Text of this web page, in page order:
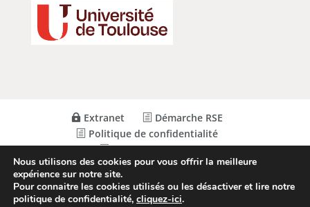
Extranet
Démarche RSE
Politique de confidentialité
Mentions Légales
© ConceptionAgence CosiWeb
Nous utilisons des cookies pour vous offrir la meilleure
expérience sur notre site.
Pour connaitre les cookies utilisés ou les désactiver et lire notre
politique de confidentialité, cliquez-ici.